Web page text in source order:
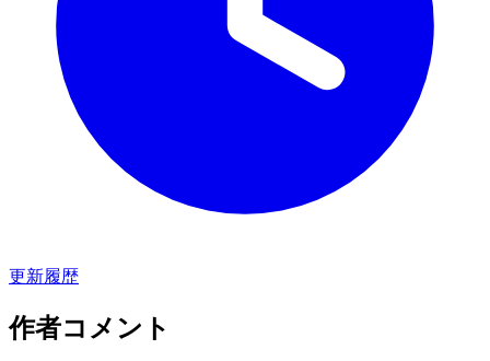
更新履歴
作者コメント